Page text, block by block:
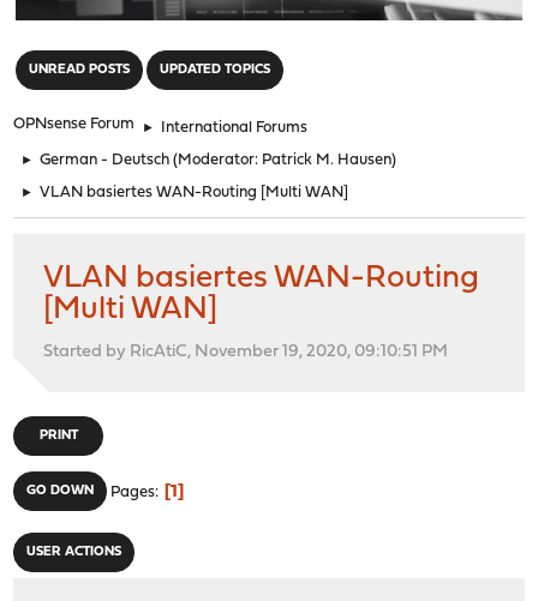
UNREAD POSTS UPDATED TOPICS
OPNsense Forum ► International Forums
► German - Deutsch (Moderator: Patrick M. Hausen)
► VLAN basiertes WAN-Routing [Multi WAN]
VLAN basiertes WAN-Routing
[Multi WAN]
Started by RicAtiC, November 19, 2020, 09:10:51 PM
PRINT
GO DOWN Pages 1
USER ACTIONS